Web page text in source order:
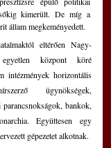
kimerült. De míg a
állam megkeményedett.
eltérően Nagy-
központ köré
intézmények horizontális
ügynökségek,
bankok,
Együttesen egy
gépezetet alkotnak.